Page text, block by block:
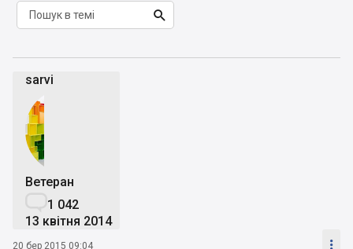

sarvi
Ветеран
1 042
13 квітня 2014
20 бер 2015 09:04 